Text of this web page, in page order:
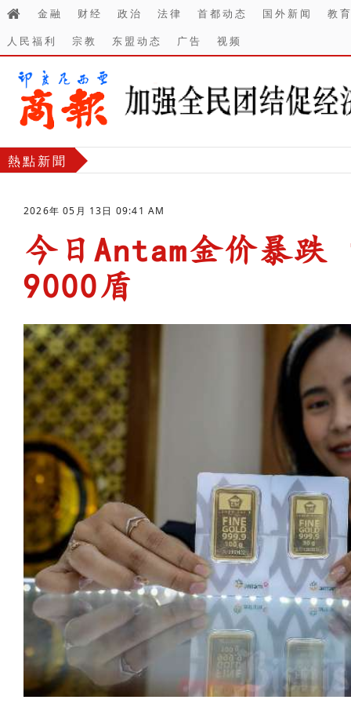
金融 财经 政治 法律 首都动态 国外新闻
教
人民福利
宗教 东盟动态 广告 视频
熱點新聞
2026年 05月 13日 09:41 AM
今日Antam金价暴跌
9000盾